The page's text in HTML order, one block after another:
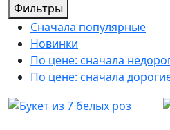
Фильтры
Сначала популярные
Новинки
По цене: сначала
По цене: сначала